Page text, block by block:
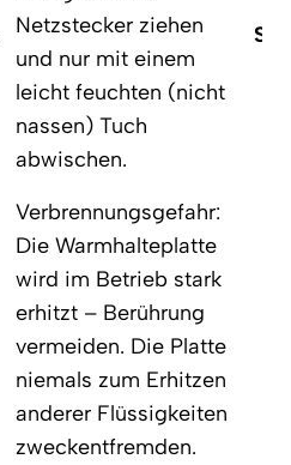
Netzstecker ziehen
und nur mit einem
leicht feuchten (nicht
nassen) Tuch
abwischen.
Verbrennungsgefahr:
Die Warmhalteplatte
wird im Betrieb stark
erhitzt – Berührung
vermeiden. Die Platte
niemals zum Erhitzen
anderer Flüssigkeiten
zweckentfremden.